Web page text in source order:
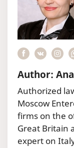
Author:
Authorized
Moscow
firms on the
Great Britain
expert on